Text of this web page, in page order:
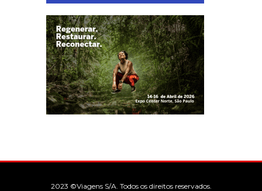
2023 ©Viagens S/A. Todos os direitos reservados.